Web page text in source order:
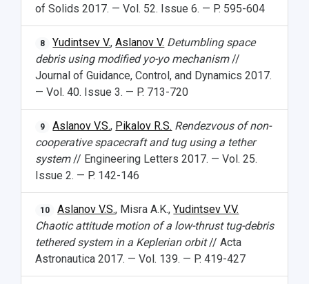
of Solids 2017. — Vol. 52. Issue 6. — P. 595-604
8 Yudintsev V.,Aslanov V. Detumbling space
debris using modified yo-yo mechanism//
Journal of Guidance, Control, and Dynamics 2017.
— Vol. 40. Issue 3. — P. 713-720
9 Aslanov V.S., Pikalov R.S. Rendezvous of non-
cooperative spacecraft and tug using a tether
system// Engineering Letters 2017. — Vol. 25.
Issue 2. — P. 142-146
10 Aslanov V.S., Misra A.K.,Yudintsev V.V.
Chaotic attitude motion of a low-thrust tug-debris
tethered system in a Keplerian orbit// Acta
Astronautica 2017. — Vol. 139. — P. 419-427